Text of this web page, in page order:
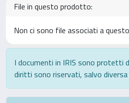
File in questo prodotto:
Non ci sono file associati a
I documenti in IRIS sono protetti
diritti sono riservati, salvo diversa